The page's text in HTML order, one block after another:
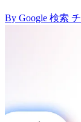
By Google 検索